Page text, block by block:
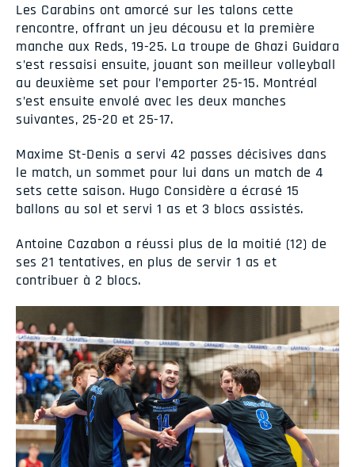
Les Carabins ont amorcé sur les talons cette
rencontre, offrant un jeu décousu et la première
manche aux Reds, 19-25. La troupe de Ghazi Guidara
s’est ressaisi ensuite, jouant son meilleur volleyball
au deuxième set pour l’emporter 25-15. Montréal
s’est ensuite envolé avec les deux manches
suivantes, 25-20 et 25-17.
Maxime St-Denis a servi 42 passes décisives dans
le match, un sommet pour lui dans un match de 4
sets cette saison. Hugo Considère a écrasé 15
ballons au sol et servi 1 as et 3 blocs assistés.
Antoine Cazabon a réussi plus de la moitié (12) de
ses 21 tentatives, en plus de servir 1 as et
contribuer à 2 blocs.